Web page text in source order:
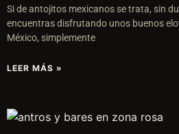
Si de antojitos mexicanos se trata, sin
encuentras disfrutando unos buenos
México, simplemente
LEER MÁS »